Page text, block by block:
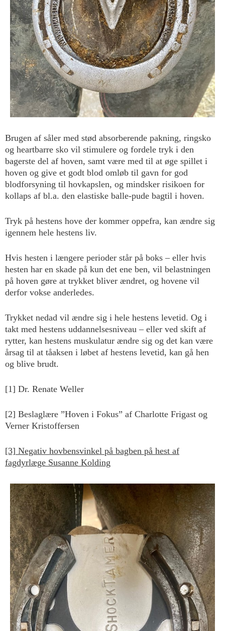
Brugen af såler med stød absorberende pakning, ringsko
og heartbarre sko vil stimulere og fordele tryk i den
bagerste del af hoven, samt være med til at øge spillet i
hoven og give et godt blod omløb til gavn for god
blodforsyning til hovkapslen, og mindsker risikoen for
kollaps af bl.a. den elastiske balle-pude bagtil i hoven.
Tryk på hestens hove der kommer oppefra, kan ændre sig
igennem hele hestens liv.
Hvis hesten i længere perioder står på boks – eller hvis
hesten har en skade på kun det ene ben, vil belastningen
på hoven gøre at trykket bliver ændret, og hovene vil
derfor vokse anderledes.
Trykket nedad vil ændre sig i hele hestens levetid. Og i
takt med hestens uddannelsesniveau – eller ved skift af
rytter, kan hestens muskulatur ændre sig og det kan være
årsag til at tåaksen i løbet af hestens levetid, kan gå hen
og blive brudt.
[1] Dr. Renate Weller
[2] Beslaglære ”Hoven i Fokus” af Charlotte Frigast og
Verner Kristoffersen
[3] Negativ hovbensvinkel på bagben på hest af
fagdyrlæge Susanne Kolding